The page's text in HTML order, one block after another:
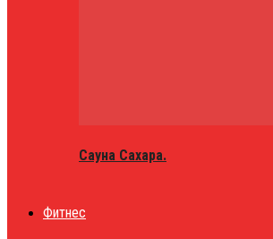
Сауна Сахара.
Фитнес